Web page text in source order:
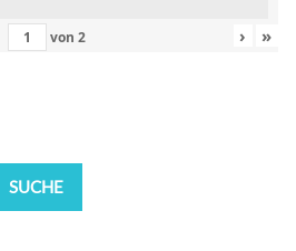
von 2 › »
SUCHE